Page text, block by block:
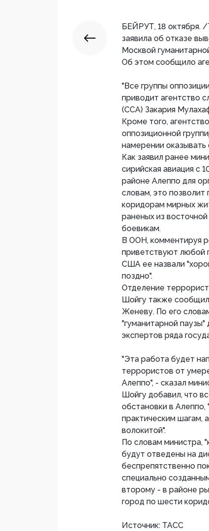
БЕЙРУТ, 18 октября.
заявила об отказе
Москвой
Об этом сообщило
"Все группы
приводит агентство
(ССА) Закария
Кроме того,
оппозиционной
намерении
Как заявил ранее
сирийская авиация с
районе Алеппо для
словам, это позволит
коридорам мирных
раненых из
боевикам.
В ООН, комментируя
приветствуют любой
США ее назвали
поздно".
Отделение
Шойгу также
Женеву. По его
"гуманитарной
экспертов ряда
"Эта работа будет
террористов от
Алеппо", - сказал
Шойгу добавил, что
обстановки в
практическим шагам,
волокитой".
По словам министра,
будут отведены на
беспрепятственно
специально
второму - в районе
город по шести
Источник: ТАСС